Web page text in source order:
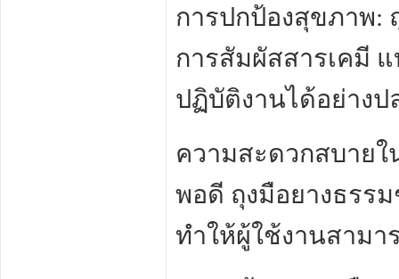
การปกป้องสุขภาพ:
การสัมผัสสารเคมี
ปฏิบัติงานได้อย่างป
ความสะดวกสบาย
พอดี ถุงมือยางธรร
ทำให้ผู้ใช้งานสาม